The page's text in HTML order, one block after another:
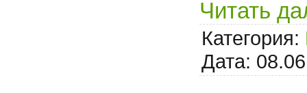
Читать
Категория:
Дата: